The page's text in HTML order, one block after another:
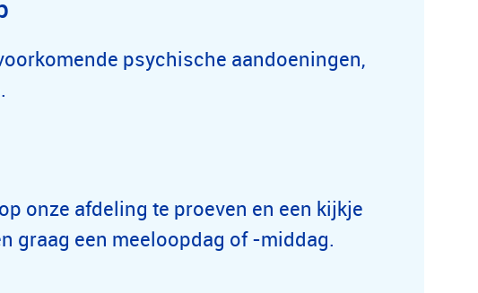
psychische aandoeningen,
.
onze afdeling te proeven en een kijkje
graag een meeloopdag of -middag.